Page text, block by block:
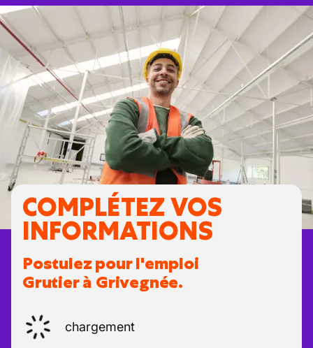
COMPLÉTEZ VOS
INFORMATIONS
Postulez pour l'emploi
Grutier à Grivegnée.
chargement